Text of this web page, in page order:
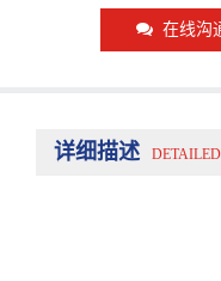
在线沟
详细描述